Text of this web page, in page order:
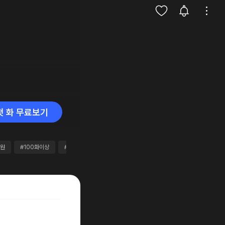
화 무료보기
#100화이상 #무료10개이상